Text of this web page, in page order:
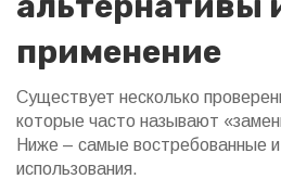
применение
Существует несколько
которые часто называют
Ниже – самые востребованные
использования.